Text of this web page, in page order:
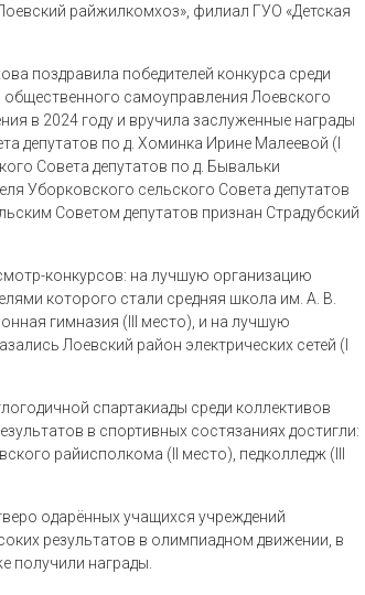
райжилкомхоз», филиал ГУО «Детская
поздравила победителей конкурса среди
общественного самоуправления Лоевского
в 2024 году и вручила заслуженные награды
депутатов по д. Хоминка Ирине Малеевой (I
Совета депутатов по д. Бывальки
Уборковского сельского Совета депутатов
Советом депутатов признан Страдубский
конкурсов: на лучшую организацию
которого стали средняя школа им. А. В.
гимназия (III место), и на лучшую
Лоевский район электрических сетей (I
спартакиады среди коллективов
в спортивных состязаниях достигли:
райисполкома (II место), педколледж (III
одарённых учащихся учреждений
результатов в олимпиадном движении, в
получили награды.